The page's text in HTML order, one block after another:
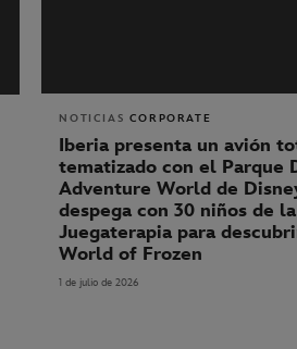
NOTICIAS CORPORATE
Iberia presenta un avión
tematizado con el Parque
Adventure World de
despega con 30 niños de
Juegaterapia para
World of Frozen
1 de julio de 2026